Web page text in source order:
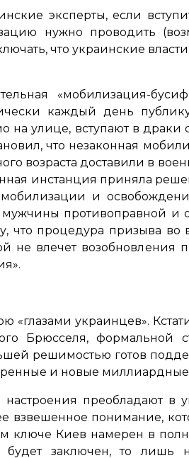
эксперты, если
нужно проводить
что украинские
«мобилизация-
каждый день
на улице, вступают в
что незаконная
возраста доставили в
инстанция приняла
и
противоправной и
что процедура призыва во
не влечет возобновления
.
украинцев».
Брюсселя, формальной
решимостью готов
и новые
настроения преобладают в
взвешенное понимание,
ключе Киев намерен в
заключен, то лишь